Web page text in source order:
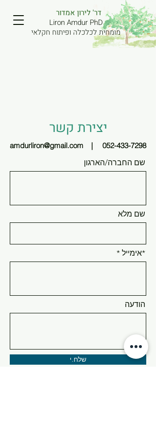
דר' לירון אמדור
Liron Amdur PhD
מומחית לכלכלה ופיתוח חקלאי
יצירת קשר
amdurliron@gmail.com | 052-433-7298
שם החברה/הארגון
שם מלא
*אימייל
הודעה
שלח.י